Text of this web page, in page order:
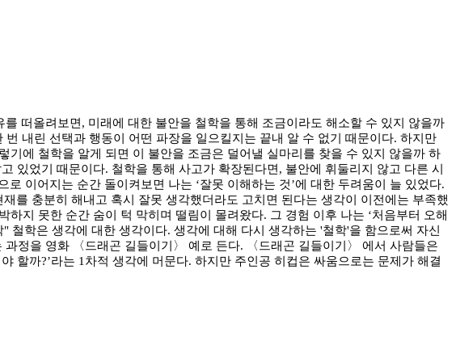
떠올려보면, 미래에 대한 불안을 철학을 통해 조금이라도 해소할 수 있지 않을까
내린 선택과 행동이 어떤 파장을 일으킬지는 끝내 알 수 없기 때문이다. 하지만
에 철학을 알게 되면 이 불안을 조금은 덜어낼 실마리를 찾을 수 있지 않을까 하
있었기 때문이다. 철학을 통해 사고가 확장된다면, 불안에 휘둘리지 않고 다른 시
이어지는 순간 돌이켜보면 나는 ‘잘못 이해하는 것’에 대한 두려움이 늘 있었다.
를 충분히 해내고 혹시 잘못 생각했더라도 고치면 된다는 생각이 이전에는 부족했
지 못한 순간 숨이 턱 막히며 떨림이 몰려왔다. 그 경험 이후 나는 ‘처음부터 오해
학은 생각에 대한 생각이다. 생각에 대해 다시 생각하는 '철학'을 함으로써 자신
정을 영화 〈드래곤 길들이기〉 예로 든다. 〈드래곤 길들이기〉 에서 사람들은
할까?’라는 1차적 생각에 머문다. 하지만 주인공 히컵은 싸움으로는 문제가 해결